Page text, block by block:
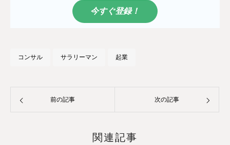
今すぐ登録！
コンサル サラリーマン 起業
前の記事 次の記事
関連記事